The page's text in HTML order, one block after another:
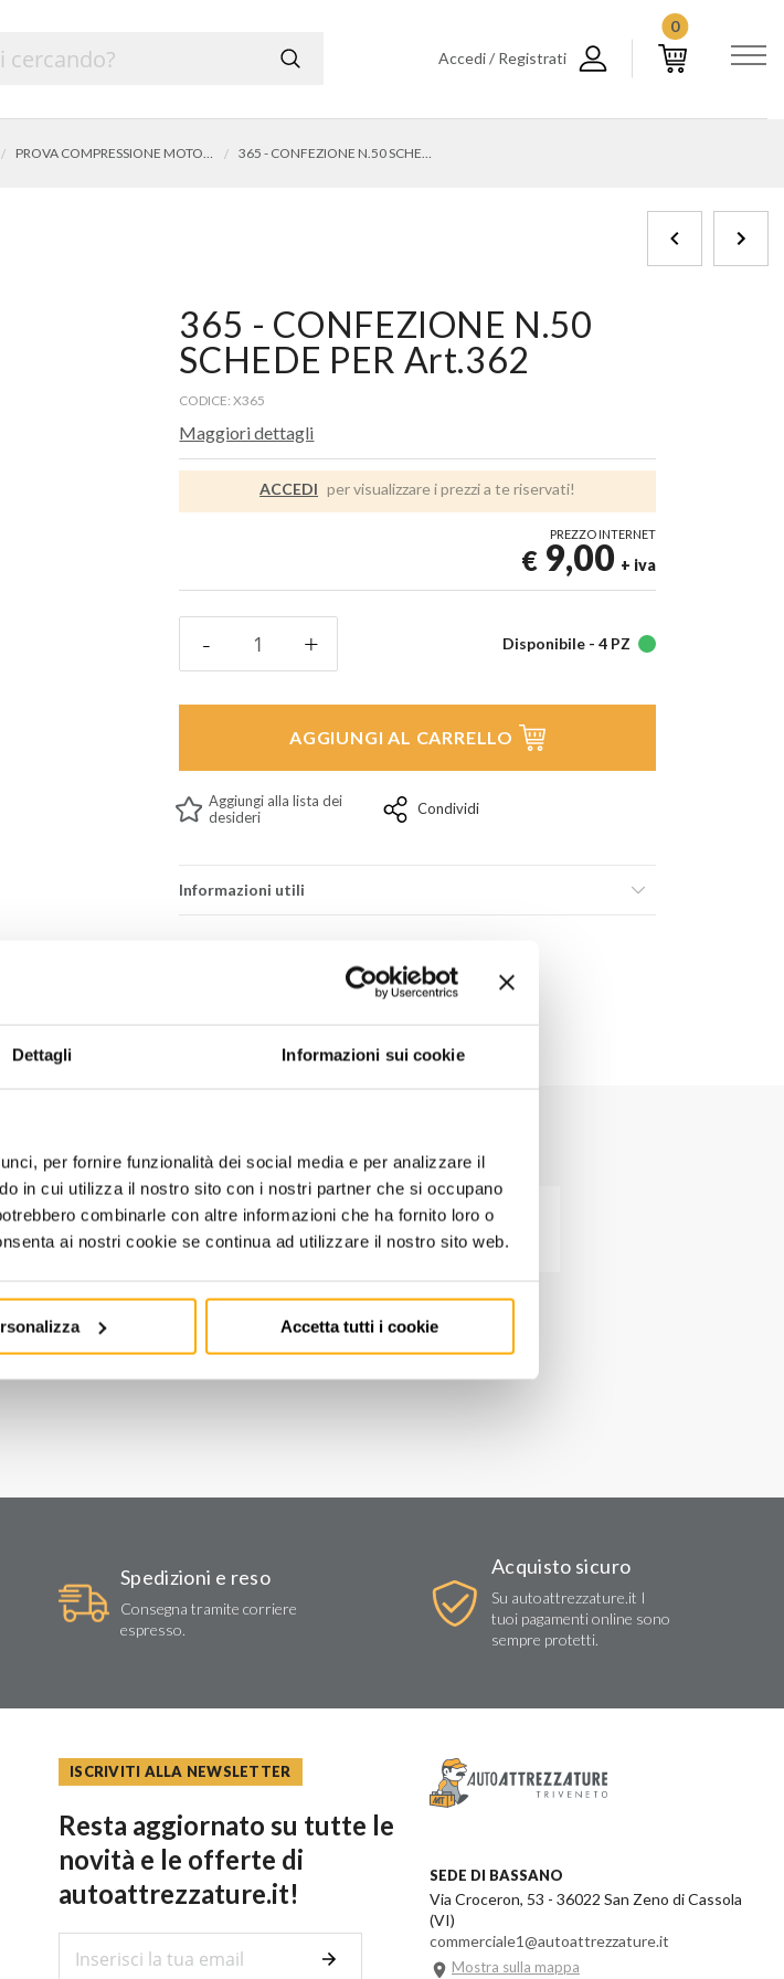
Dettagli Informazioni sui cookie
per fornire funzionalità dei social media e per analizzare il
in cui utilizza il nostro sito con i nostri partner che si occupano
combinarle con altre informazioni che ha fornito loro o
ai nostri cookie se continua ad utilizzare il nostro sito web.
Accetta tutti i cookie
Accedi / Registrati
0
365 - CONFEZIONE N.50
SCHEDE PER Art.362
CODICE: X365
Maggiori dettagli
ACCEDI per visualizzare i prezzi a te riservati!
PREZZO INTERNET
€9,00 + iva
Disponibile -4 PZ
AGGIUNGI AL CARRELLO
Aggiungi alla lista dei
desideri
Condividi
Informazioni utili
Scheda prodotto
File .PDF
Spedizioni e reso
Consegna tramite corriere
espresso.
Acquisto sicuro
Su autoattrezzature.it I
tuoi pagamenti online sono
sempre protetti.
ISCRIVITI ALLA NEWSLETTER
Resta aggiornato su tutte le
novità e le offerte di
autoattrezzature.it!
SEDE DI BASSANO
Via Croceron, 53 - 36022 San Zeno di Cassola
(VI)
commerciale1@autoattrezzature.it
Mostra sulla mappa